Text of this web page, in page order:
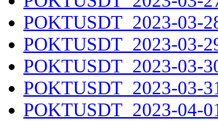
POKTUSDT_2023-03-
POKTUSDT_2023-03-
POKTUSDT_2023-03-
POKTUSDT_2023-03-
POKTUSDT_2023-04-